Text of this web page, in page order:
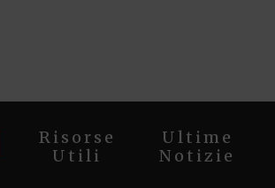
Risorse
Utili
Ultime
Notizie